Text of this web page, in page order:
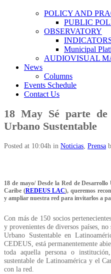
POLICY AND
PUBLIC
OBSERVATORY
Municipal
AUDIOVISUAL
News
Columns
Events Schedule
Contact Us
18 May Sé parte
Urbano Sustentable
Posted at 10:04h in Noticias Prensa
18 de mayo/ Desde la Red de
Caribe (REDEUS LAC), queremos
y ampliar nuestra red para invitarlos a
Con más de 150 socios
y provenientes de diversos países,
Urbano Sustentable en
CEDEUS, está permanentemente
toda aquella persona o
sustentable de Latinoamérica y el
con la red.